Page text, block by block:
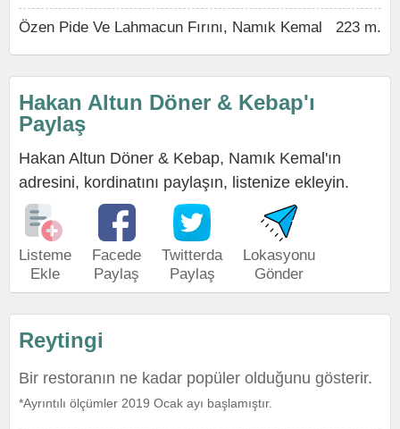
Özen Pide Ve Lahmacun Fırını, Namık Kemal 223 m.
Hakan Altun Döner & Kebap'ı
Paylaş
Hakan Altun Döner & Kebap, Namık Kemal'ın
adresini, kordinatını paylaşın, listenize ekleyin.
Listeme
Ekle
Facede
Paylaş
Twitterda
Paylaş
Lokasyonu
Gönder
Reytingi
Bir restoranın ne kadar popüler olduğunu gösterir.
*Ayrıntılı ölçümler 2019 Ocak ayı başlamıştır.